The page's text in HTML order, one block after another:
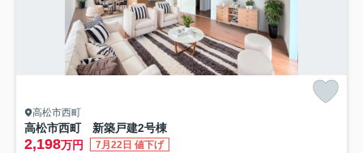
高松市西町
高松市西町 新築戸建2号棟
2,198万円 7月22日 値下げ